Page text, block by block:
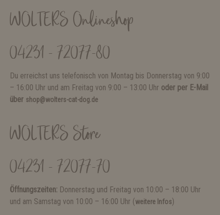
WOLTERS Onlineshop
04231 - 72077-80
Du erreichst uns telefonisch von Montag bis Donnerstag von 9:00
– 16:00 Uhr und am Freitag von 9:00 – 13:00 Uhr oder per E-Mail
über shop@wolters-cat-dog.de
WOLTERS Store
04231 - 72077-70
Öffnungszeiten: Donnerstag und Freitag von 10:00 – 18:00 Uhr
und am Samstag von 10:00 – 16:00 Uhr (weitere Infos)